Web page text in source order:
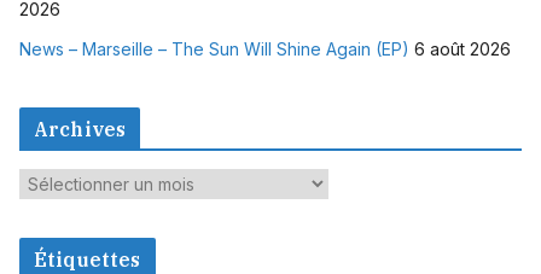
2026
News – Marseille – The Sun Will Shine Again (EP) 6 août 2026
Archives
A
c
Étiquettes